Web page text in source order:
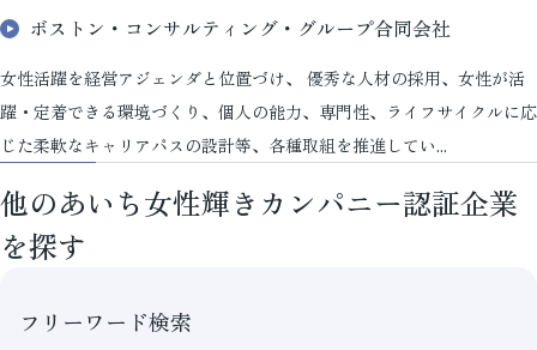
ボストン・コンサルティング・グループ合同会社
女性活躍を経営アジェンダと位置づけ、 優秀な人材の採用、女性が活
躍・定着できる環境づくり、個人の能力、専門性、ライフサイクルに応
じた柔軟なキャリアパスの設計等、各種取組を推進してい...
他のあいち女性輝きカンパニー認証企業
を探す
フリーワード検索